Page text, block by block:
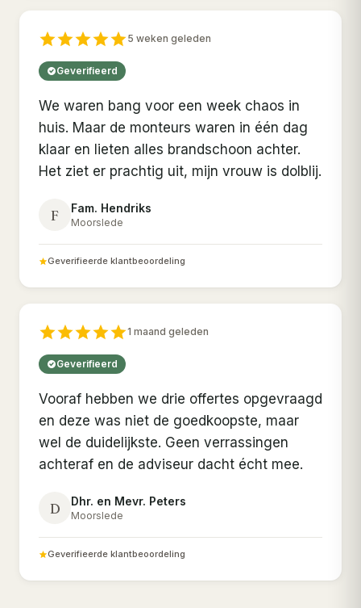
5 weken geleden
Geverifieerd
We waren bang voor een week chaos in
huis. Maar de monteurs waren in één dag
klaar en lieten alles brandschoon achter.
Het ziet er prachtig uit, mijn vrouw is dolblij.
F Fam. Hendriks
Moorslede
Geverifieerde klantbeoordeling
1 maand geleden
Geverifieerd
Vooraf hebben we drie offertes opgevraagd
en deze was niet de goedkoopste, maar
wel de duidelijkste. Geen verrassingen
achteraf en de adviseur dacht écht mee.
D Dhr. en Mevr. Peters
Moorslede
Geverifieerde klantbeoordeling